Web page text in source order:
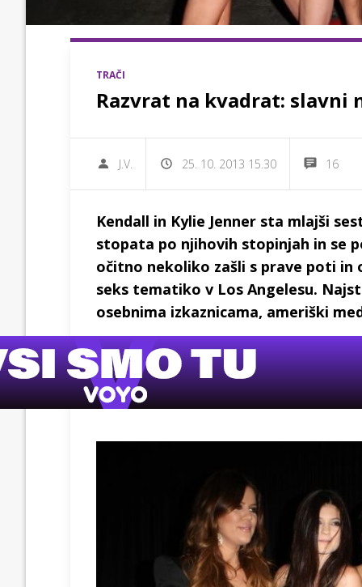
TRAČI
Razvrat na kvadrat:
J.V. 25. 10. 2013 15.30 16
Kendall in Kylie Jenner sta mlajši
stopata po njihovih stopinjah in se
očitno nekoliko zašli s prave poti in
seks tematiko v Los Angelesu.
osebnima izkaznicama, ameriški